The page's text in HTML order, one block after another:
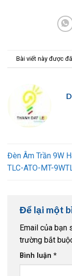
Bài viết này được
Đèn Âm Trần 9W
TLC-ATO-MT-
Để lại một
Email của bạn
trường bắt
Bình luận *